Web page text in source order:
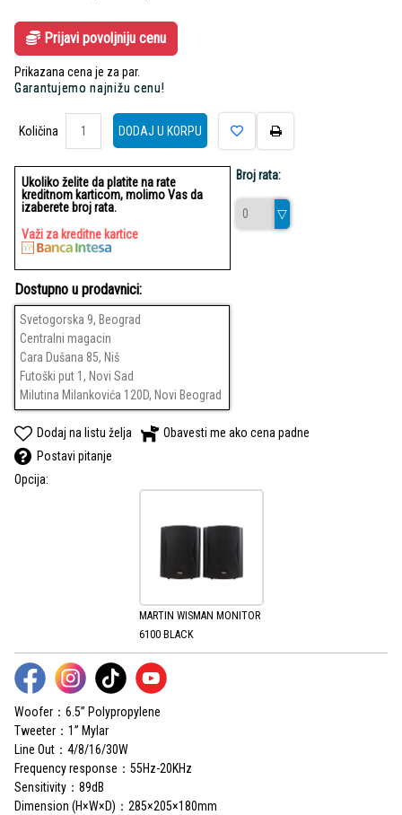
Prijavi povoljniju cenu
Prikazana cena je za par.
Garantujemo najnižu cenu!
Količina
Količina
DODAJ U KORPU
Ukoliko želite da platite na rate
kreditnom karticom, molimo Vas da
izaberete broj rata.
Važi za kreditne kartice
Broj rata:
Dostupno u prodavnici:
Svetogorska 9, Beograd
Centralni magacin
Cara Dušana 85, Niš
Futoški put 1, Novi Sad
Milutina Milankovića 120D, Novi Beograd
Dodaj na listu želja
Obavesti me ako cena padne
Postavi pitanje
Opcija:
MARTIN WISMAN MONITOR
6100 BLACK
Woofer：6.5” Polypropylene
Tweeter：1” Mylar
Line Out：4/8/16/30W
Frequency response：55Hz-20KHz
Sensitivity：89dB
Dimension (H×W×D)：285×205×180mm